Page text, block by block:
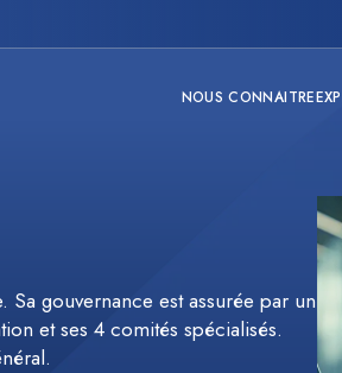
NOUS CONNAITRE
gouvernance est assurée par un
et ses 4 comités spécialisés.